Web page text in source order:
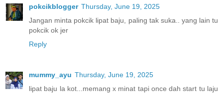
pokcikblogger Thursday, June 19, 2025
Jangan minta pokcik lipat baju, paling tak suka.. yang lain tu
pokcik ok jer
Reply
mummy_ayu Thursday, June 19, 2025
lipat baju la kot...memang x minat tapi once dah start tu laju